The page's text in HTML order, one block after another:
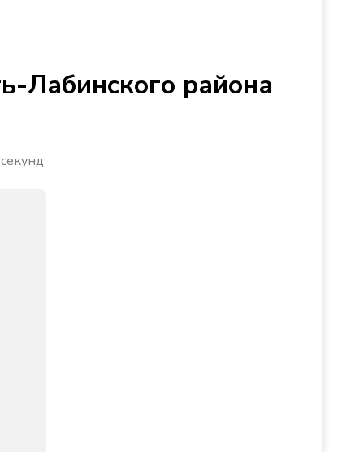
Лабинского района